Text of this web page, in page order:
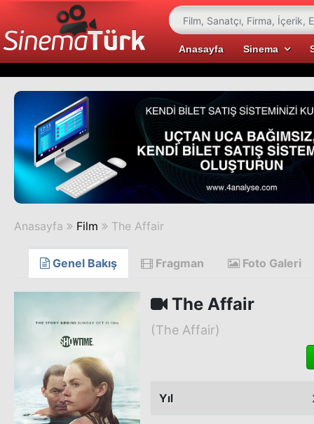
Anasayfa Sinema
Anasayfa Film The Affair
Genel Bakış Fragman Foto Galeri
The Affair
(The Affair)
Yıl